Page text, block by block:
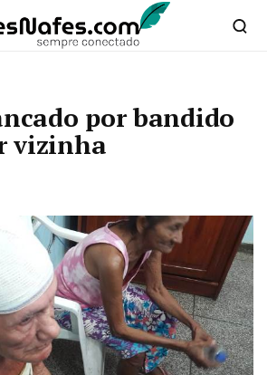
por bandido
vizinha